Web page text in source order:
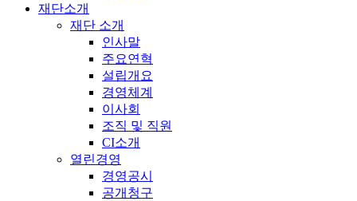
재단소개
재단 소개
인사말
주요연혁
설립개요
경영체계
이사회
조직 및 직원
CI소개
열린경영
경영공시
공개청구